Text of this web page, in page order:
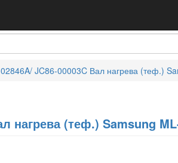
JC86-00003C Вал нагрева (теф.)
нагрева (теф.) Samsung